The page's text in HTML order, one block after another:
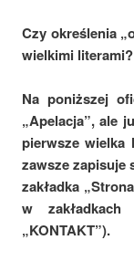
Czy określenia
wielkimi literami?
Na poniższej
„Apelacja”, ale
pierwsze wielka
zawsze zapisuje
zakładka
w zakładkach
„KONTAKT”).